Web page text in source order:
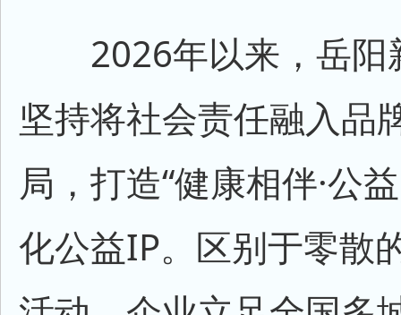
2026年以来，岳阳
坚持将社会责任融入品
局，打造“健康相伴·公
化公益IP。区别于零散